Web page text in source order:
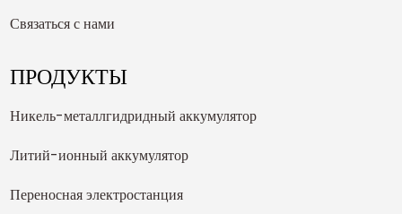
Связаться с нами
ПРОДУКТЫ
Никель-металлгидридный аккумулятор
Литий-ионный аккумулятор
Переносная электростанция